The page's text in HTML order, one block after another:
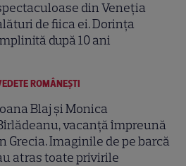
din Veneția
de fiica ei. Dorința
după 10 ani
ROMÂNEŞTI
Blaj și Monica
vacanță împreună
Grecia. Imaginile de pe barcă
atras toate privirile